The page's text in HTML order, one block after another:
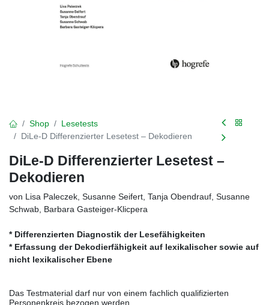
Shop
Lesetests
DiLe-D Differenzierter Lesetest – Dekodieren
DiLe-D Differenzierter Lesetest –
Dekodieren
von Lisa Paleczek, Susanne Seifert, Tanja Obendrauf, Susanne
Schwab, Barbara Gasteiger-Klicpera
* Differenzierten Diagnostik der Lesefähigkeiten
* Erfassung der Dekodierfähigkeit auf lexikalischer sowie auf
nicht lexikalischer Ebene
Das Testmaterial darf nur von einem fachlich qualifizierten
Personenkreis bezogen werden